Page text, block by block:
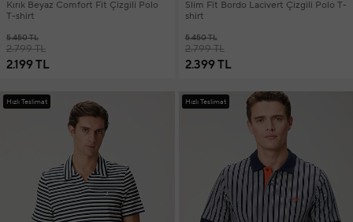
Kırık Beyaz Comfort Fit Çizgili Polo
T-shirt
5.450 TL
2.799 TL
2.199 TL
Slim Fit Bordo Lacivert Çizgili Polo T-
shirt
5.450 TL
2.799 TL
2.399 TL
Hızlı Teslimat Hızlı Teslimat